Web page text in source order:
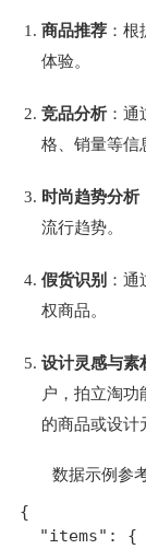
商品推荐 ：
体验。
竞品分析 ：
格、销量等信
时尚趋势分析
流行趋势。
假货识别 ：
权商品。
设计灵感与素
户，拍立淘
的商品或设计
数据示例参
{
  "items": {